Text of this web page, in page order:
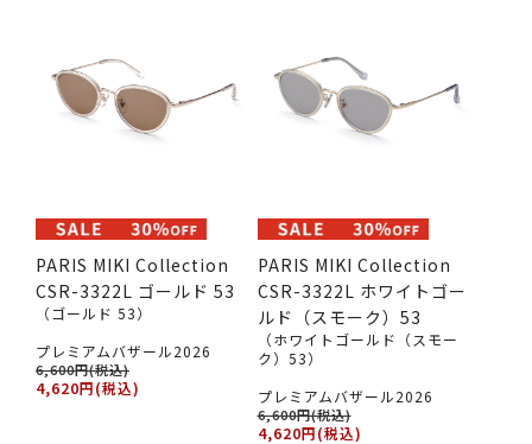
PARIS MIKI Collection
CSR-3322L ゴールド 53
（ゴールド 53）
プレミアムバザール2026
6,600円(税込)
4,620円(税込)
PARIS MIKI Collection
CSR-3322L ホワイトゴー
ルド（スモーク）53
（ホワイトゴールド（スモー
ク）53）
プレミアムバザール2026
6,600円(税込)
4,620円(税込)